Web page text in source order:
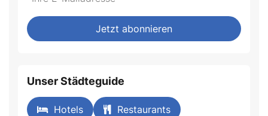
fill
this
Mailadresse:
Jetzt abonnieren
Unser Städteguide
Hotels Restaurants